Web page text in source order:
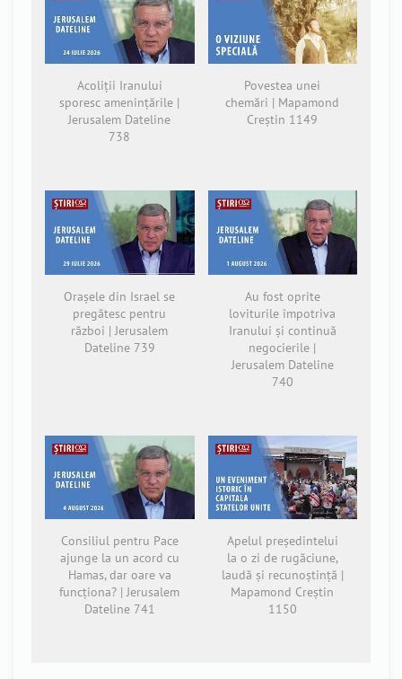
Acoliții Iranului
sporesc amenințările |
Jerusalem Dateline
738
Povestea unei
chemări | Mapamond
Creștin 1149
Orașele din Israel se
pregătesc pentru
război | Jerusalem
Dateline 739
Au fost oprite
loviturile împotriva
Iranului și continuă
negocierile |
Jerusalem Dateline
740
Consiliul pentru Pace
ajunge la un acord cu
Hamas, dar oare va
funcționa? | Jerusalem
Dateline 741
Apelul președintelui
la o zi de rugăciune,
laudă și recunoștință |
Mapamond Creștin
1150